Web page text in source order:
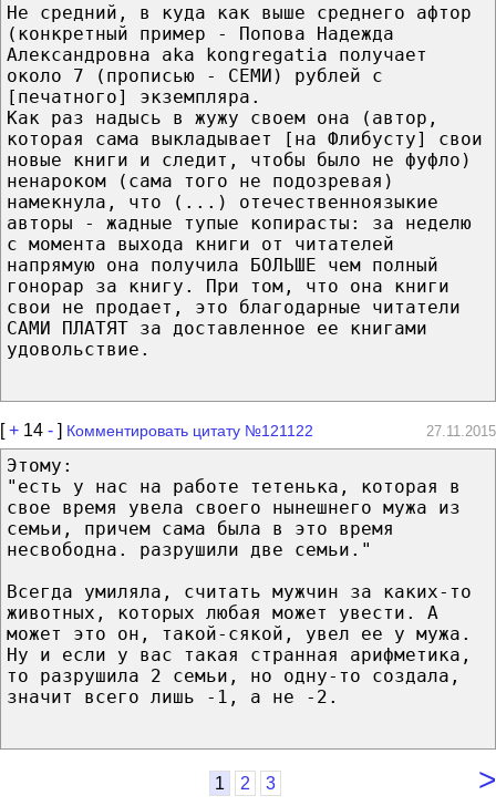
Не средний, в куда как выше среднего афтор
(конкретный пример - Попова Надежда
Александровна aka kongregatia получает
около 7 (прописью - СЕМИ) рублей с
[печатного] экземпляра.
Как раз надысь в жужу своем она (автор,
которая сама выкладывает [на Флибусту] свои
новые книги и следит, чтобы было не фуфло)
ненароком (сама того не подозревая)
намекнула, что (...) отечественноязыкие
авторы - жадные тупые копирасты: за неделю
с момента выхода книги от читателей
напрямую она получила БОЛЬШЕ чем полный
гонорар за книгу. При том, что она книги
свои не продает, это благодарные читатели
САМИ ПЛАТЯТ за доставленное ее книгами
удовольствие.
[+ 14 - ] Комментировать цитату №121122 27.11.2015
Этому:
"есть у нас на работе тетенька, которая в
свое время увела своего нынешнего мужа из
семьи, причем сама была в это время
несвободна. разрушили две семьи."
Всегда умиляла, считать мужчин за каких-то
животных, которых любая может увести. А
может это он, такой-сякой, увел ее у мужа.
Ну и если у вас такая странная арифметика,
то разрушила 2 семьи, но одну-то создала,
значит всего лишь -1, а не -2.
>
1 2 3